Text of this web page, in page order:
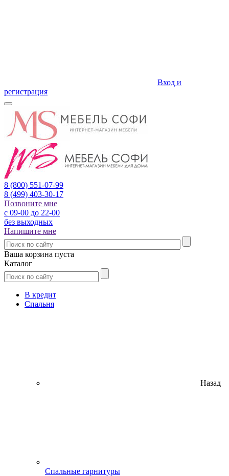
Вход и
регистрация
8 (800) 551-07-99
8 (499) 403-30-17
Позвоните мне
с 09-00 до 22-00
без выходных
Напишите мне
Ваша корзина пуста
Каталог
В кредит
Спальня
Назад
Спальные гарнитуры